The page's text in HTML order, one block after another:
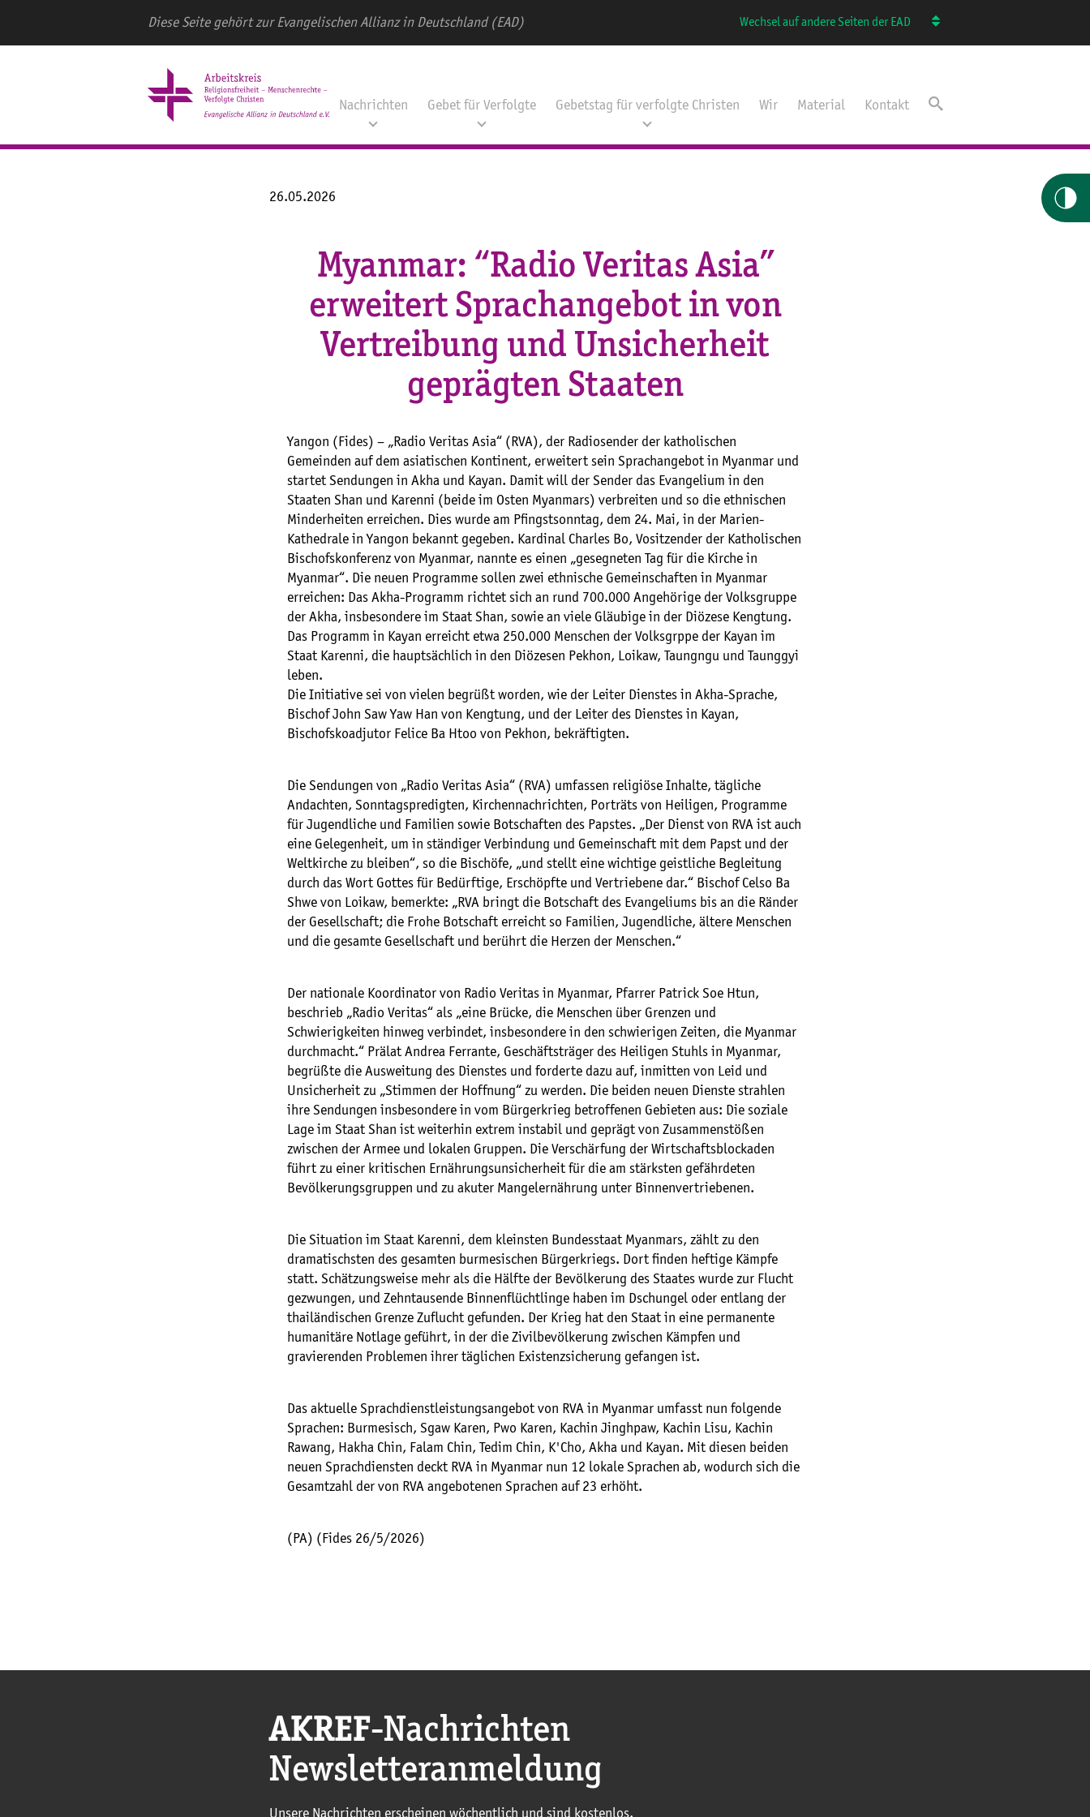
Diese Seite gehört zur Evangelischen Allianz in Deutschland (EAD) Wechsel auf andere Seiten der EAD
Nachrichten Gebet für Verfolgte Gebetstag für verfolgte Christen Wir Material Kontakt
26.05.2026
Myanmar: “Radio Veritas Asia”
erweitert Sprachangebot in von
Vertreibung und Unsicherheit
geprägten Staaten
Yangon (Fides) – „Radio Veritas Asia“ (RVA), der Radiosender der katholischen
Gemeinden auf dem asiatischen Kontinent, erweitert sein Sprachangebot in Myanmar und
startet Sendungen in Akha und Kayan. Damit will der Sender das Evangelium in den
Staaten Shan und Karenni (beide im Osten Myanmars) verbreiten und so die ethnischen
Minderheiten erreichen. Dies wurde am Pfingstsonntag, dem 24. Mai, in der Marien-
Kathedrale in Yangon bekannt gegeben. Kardinal Charles Bo, Vositzender der Katholischen
Bischofskonferenz von Myanmar, nannte es einen „gesegneten Tag für die Kirche in
Myanmar“. Die neuen Programme sollen zwei ethnische Gemeinschaften in Myanmar
erreichen: Das Akha-Programm richtet sich an rund 700.000 Angehörige der Volksgruppe
der Akha, insbesondere im Staat Shan, sowie an viele Gläubige in der Diözese Kengtung.
Das Programm in Kayan erreicht etwa 250.000 Menschen der Volksgrppe der Kayan im
Staat Karenni, die hauptsächlich in den Diözesen Pekhon, Loikaw, Taungngu und Taunggyi
leben.
Die Initiative sei von vielen begrüßt worden, wie der Leiter Dienstes in Akha-Sprache,
Bischof John Saw Yaw Han von Kengtung, und der Leiter des Dienstes in Kayan,
Bischofskoadjutor Felice Ba Htoo von Pekhon, bekräftigten.
Die Sendungen von „Radio Veritas Asia“ (RVA) umfassen religiöse Inhalte, tägliche
Andachten, Sonntagspredigten, Kirchennachrichten, Porträts von Heiligen, Programme
für Jugendliche und Familien sowie Botschaften des Papstes. „Der Dienst von RVA ist auch
eine Gelegenheit, um in ständiger Verbindung und Gemeinschaft mit dem Papst und der
Weltkirche zu bleiben“, so die Bischöfe, „und stellt eine wichtige geistliche Begleitung
durch das Wort Gottes für Bedürftige, Erschöpfte und Vertriebene dar.“ Bischof Celso Ba
Shwe von Loikaw, bemerkte: „RVA bringt die Botschaft des Evangeliums bis an die Ränder
der Gesellschaft; die Frohe Botschaft erreicht so Familien, Jugendliche, ältere Menschen
und die gesamte Gesellschaft und berührt die Herzen der Menschen.“
Der nationale Koordinator von Radio Veritas in Myanmar, Pfarrer Patrick Soe Htun,
beschrieb „Radio Veritas“ als „eine Brücke, die Menschen über Grenzen und
Schwierigkeiten hinweg verbindet, insbesondere in den schwierigen Zeiten, die Myanmar
durchmacht.“ Prälat Andrea Ferrante, Geschäftsträger des Heiligen Stuhls in Myanmar,
begrüßte die Ausweitung des Dienstes und forderte dazu auf, inmitten von Leid und
Unsicherheit zu „Stimmen der Hoffnung“ zu werden. Die beiden neuen Dienste strahlen
ihre Sendungen insbesondere in vom Bürgerkrieg betroffenen Gebieten aus: Die soziale
Lage im Staat Shan ist weiterhin extrem instabil und geprägt von Zusammenstößen
zwischen der Armee und lokalen Gruppen. Die Verschärfung der Wirtschaftsblockaden
führt zu einer kritischen Ernährungsunsicherheit für die am stärksten gefährdeten
Bevölkerungsgruppen und zu akuter Mangelernährung unter Binnenvertriebenen.
Die Situation im Staat Karenni, dem kleinsten Bundesstaat Myanmars, zählt zu den
dramatischsten des gesamten burmesischen Bürgerkriegs. Dort finden heftige Kämpfe
statt. Schätzungsweise mehr als die Hälfte der Bevölkerung des Staates wurde zur Flucht
gezwungen, und Zehntausende Binnenflüchtlinge haben im Dschungel oder entlang der
thailändischen Grenze Zuflucht gefunden. Der Krieg hat den Staat in eine permanente
humanitäre Notlage geführt, in der die Zivilbevölkerung zwischen Kämpfen und
gravierenden Problemen ihrer täglichen Existenzsicherung gefangen ist.
Das aktuelle Sprachdienstleistungsangebot von RVA in Myanmar umfasst nun folgende
Sprachen: Burmesisch, Sgaw Karen, Pwo Karen, Kachin Jinghpaw, Kachin Lisu, Kachin
Rawang, Hakha Chin, Falam Chin, Tedim Chin, K'Cho, Akha und Kayan. Mit diesen beiden
neuen Sprachdiensten deckt RVA in Myanmar nun 12 lokale Sprachen ab, wodurch sich die
Gesamtzahl der von RVA angebotenen Sprachen auf 23 erhöht.
(PA) (Fides 26/5/2026)
AKREF-Nachrichten
Newsletteranmeldung
Unsere Nachrichten erscheinen wöchentlich und sind kostenlos.